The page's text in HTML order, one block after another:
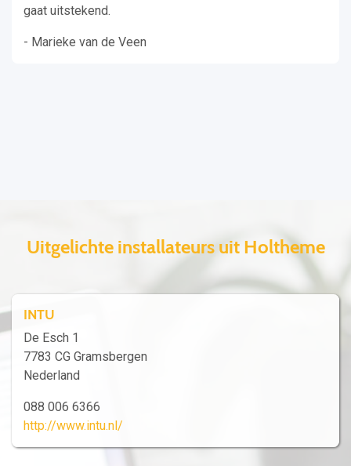
gaat uitstekend.
- Marieke van de Veen
Uitgelichte installateurs uit Holtheme
INTU
De Esch 1
7783 CG Gramsbergen
Nederland
088 006 6366
http://www.intu.nl/